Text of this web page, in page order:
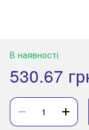
В наявності
530.67